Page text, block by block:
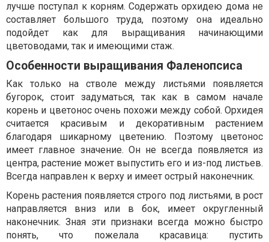
лучше поступал к корням. Содержать орхидею дома не
составляет большого труда, поэтому она идеально
подойдет как для выращивания начинающими
цветоводами, так и имеющими стаж.
Особенности выращивания Фаленопсиса
Как только на стволе между листьями появляется
бугорок, стоит задуматься, так как в самом начале
корень и цветонос очень похожи между собой. Орхидея
считается красивым и декоративным растением
благодаря шикарному цветению. Поэтому цветонос
имеет главное значение. Он не всегда появляется из
центра, растение может выпустить его и из-под листьев.
Всегда направлен к верху и имеет острый наконечник.
Корень растения появляется строго под листьями, в рост
направляется вниз или в бок, имеет округленный
наконечник. Зная эти признаки всегда можно быстро
понять, что пожелала красавица: пустить